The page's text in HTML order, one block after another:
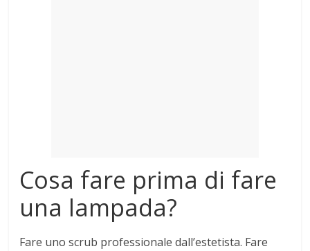
Cosa fare prima di fare
una lampada?
Fare uno scrub professionale dall’estetista. Fare